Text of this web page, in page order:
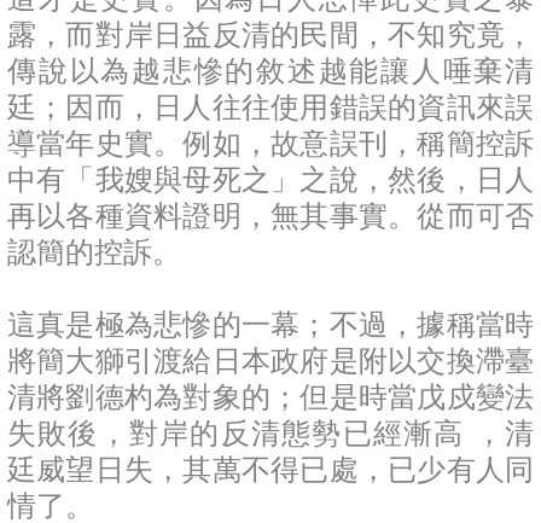
露，而對岸日益反清的民間，不知究竟，
傳說以為越悲慘的敘述越能讓人唾棄清
廷；因而，日人往往使用錯誤的資訊來誤
導當年史實。例如，故意誤刊，稱簡控訴
中有「我嫂與母死之」之說，然後，日人
再以各種資料證明，無其事實。從而可否
認簡的控訴。
這真是極為悲慘的一幕；不過，據稱當時
將簡大獅引渡給日本政府是附以交換滯臺
清將劉德杓為對象的；但是時當戊戍變法
失敗後，對岸的反清態勢已經漸高 ，清
廷威望日失，其萬不得已處，已少有人同
情了。